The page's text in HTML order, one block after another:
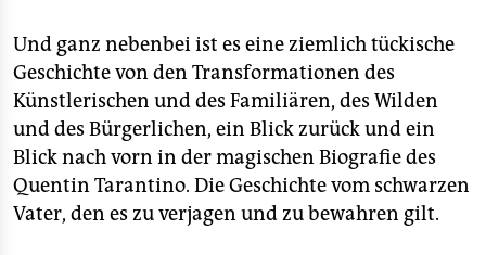
Und ganz nebenbei ist es eine ziemlich tückische
Geschichte von den Transformationen des
Künstlerischen und des Familiären, des Wilden
und des Bürgerlichen, ein Blick zurück und ein
Blick nach vorn in der magischen Biografie des
Quentin Tarantino. Die Geschichte vom schwarzen
Vater, den es zu verjagen und zu bewahren gilt.